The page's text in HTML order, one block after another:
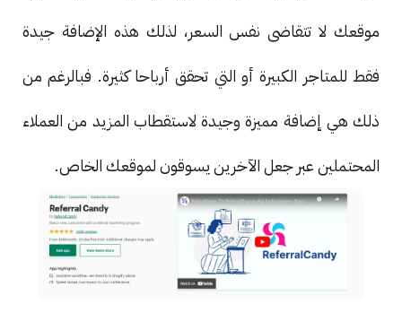
موقعك لا تتقاضى نفس السعر، لذلك هذه الإضافة جيدة
فقط للمتاجر الكبيرة أو التي تحقق أرباحا كثيرة. فبالرغم من
ذلك هي إضافة مميزة وجيدة لاستقطاب المزيد من العملاء
المحتملين عبر جعل الآخرين يسوقون لموقعك الخاص.